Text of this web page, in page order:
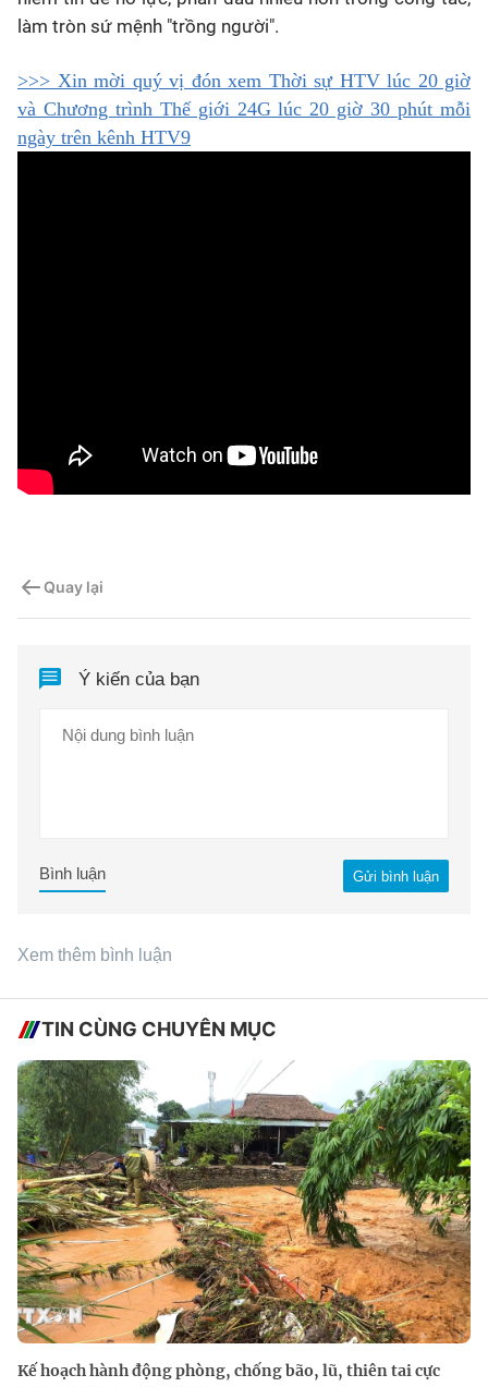
làm tròn sứ mệnh "trồng người".
>>> Xin mời quý vị đón xem Thời sự HTV lúc 20 giờ
và Chương trình Thế giới 24G lúc 20 giờ 30 phút mỗi
ngày trên kênh HTV9
Quay lại
Ý kiến của bạn
Gửi bình luận
Bình luận
Xem thêm bình luận
TIN CÙNG CHUYÊN MỤC
Kế hoạch hành động phòng, chống bão, lũ, thiên tai cực